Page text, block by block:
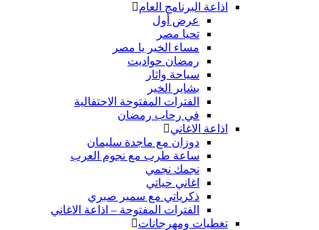
اذاعة البرنامج العام
عرض أول
تحيا مصر
مساء الخير يا مصر
رمضان حواديت
سياحة واثار
بشاير الخير
الفترات المفتوحة الاحتفالية
في رحاب رمضان
اذاعة الاغاني
دوزان مع ماجدة سليمان
ساعة طرب مع نجوم العرب
نجمك نجمي
اغاني حياتي
ذكرياتي مع سمير صبري
الفترات المفتوحة – اذاعة الاغاني
تغطيات ومهرجانات